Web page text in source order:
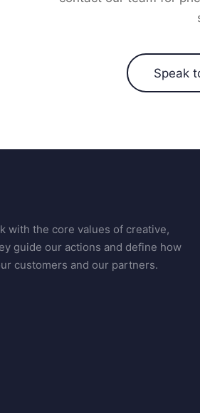
Speak
with the core values of creative,
guide our actions and define how
customers and our partners.